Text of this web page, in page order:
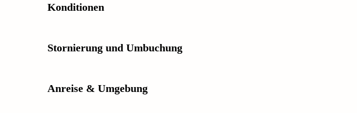
Konditionen
Stornierung und Umbuchung
Anreise & Umgebung